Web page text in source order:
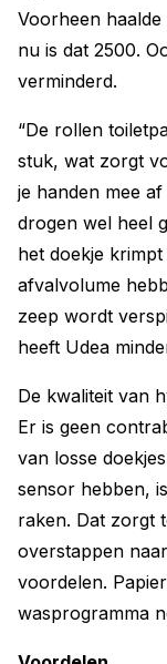
Voorheen
nu is dat 2500.
verminderd.
“De rollen
stuk, wat zorgt
je handen mee
drogen wel heel
het doekje
afvalvolume
zeep wordt
heeft Udea
De kwaliteit van
Er is geen
van losse
sensor hebben,
raken. Dat zorgt
overstappen
voordelen.
wasprogramma